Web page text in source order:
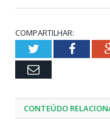
COMPARTILHAR:
Twitter
Email
CONTEÚDO